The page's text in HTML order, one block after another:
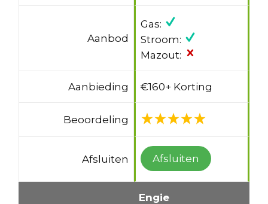
Aanbod
Gas:
Stroom:
Mazout:
Aanbieding €160+ Korting
Beoordeling
Afsluiten Afsluiten
Engie